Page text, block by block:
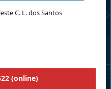
C. L. dos Santos
(online)